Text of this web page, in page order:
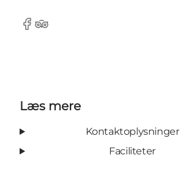
Facebook
Tripadvisor
Læs mere
Kontaktoplysninger
Faciliteter